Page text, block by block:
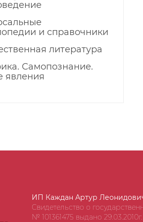
и справочники
литература
Самопознание.
явления
ИП Каждан Артур
Свидетельство о
№ 101361475 выдано 29.03.2010г.